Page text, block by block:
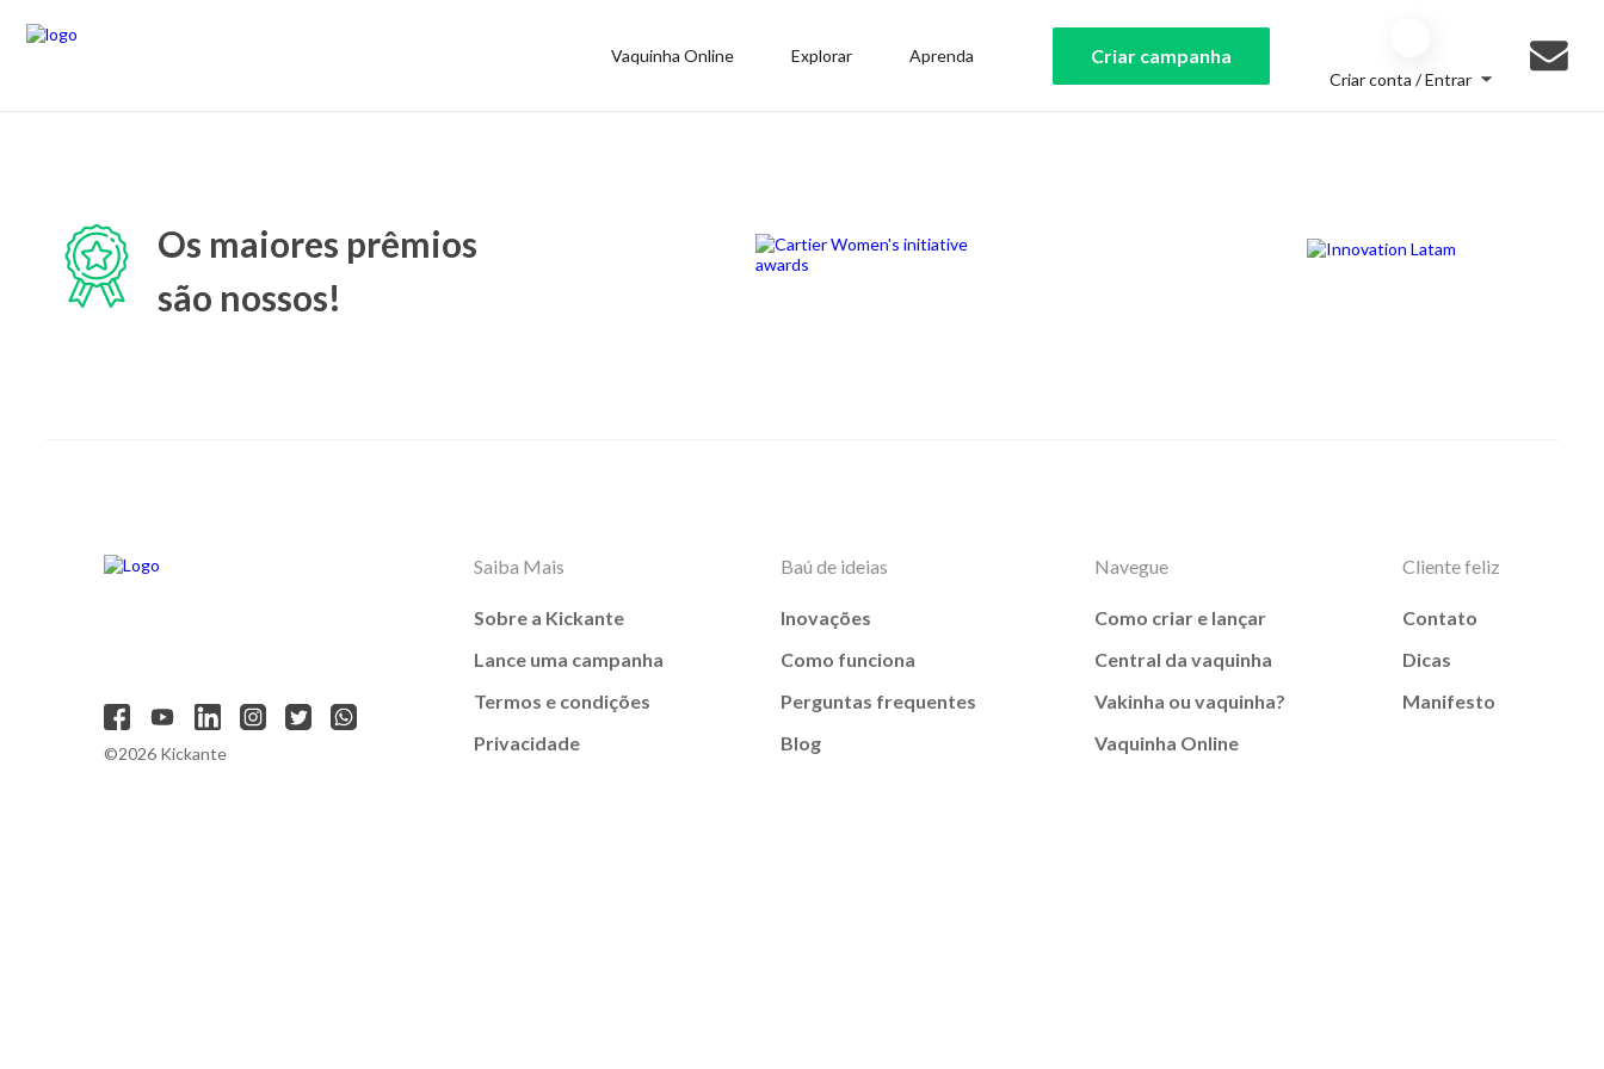
Vaquinha Online Explorar Aprenda Criar campanha
Criar conta / Entrar
Os maiores prêmios
são nossos!
©2026 Kickante
Saiba Mais
Sobre a Kickante
Lance uma campanha
Termos e condições
Privacidade
Baú de ideias
Inovações
Como funciona
Perguntas frequentes
Blog
Navegue
Como criar e lançar
Central da vaquinha
Vakinha ou vaquinha?
Vaquinha Online
Cliente feliz
Contato
Dicas
Manifesto